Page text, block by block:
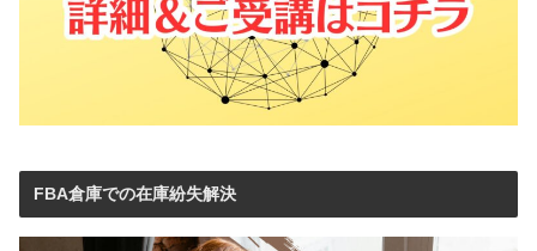
FBA倉庫での在庫紛失解決